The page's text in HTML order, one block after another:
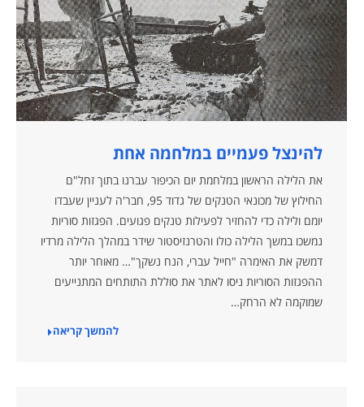
להינצל פעמיים במלחמה אחת
את הלילה הראשון במלחמת יום הכיפור עברנו בתוך זחל"ם
החילוץ של מכונאי הטנקים של גדוד 95, חבר'ה לעניין שעבדו
יומם ולילה כדי להחזיר לפעילות טנקים פגועים. הפגזות סוריות
נמשכו במשך הלילה כולו והטרנזיסטור שידר במהלך הלילה מרדיו
דמשק את האימרה "חייל עברי, הנח נשקך"… מאוחר יותר
ההפגזות הסוריות ניסו לאתר את סוללת התותחים המתנייעים
שמוקמה לא הרחק…
להמשך קריאה